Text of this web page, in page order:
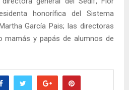
honorífica del Sistema
García Pais; las directoras
mamás y papás de alumnos de